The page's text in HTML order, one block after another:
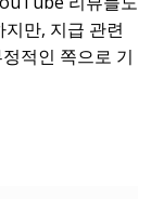
만, 지급 관련
적인 쪽으로 기